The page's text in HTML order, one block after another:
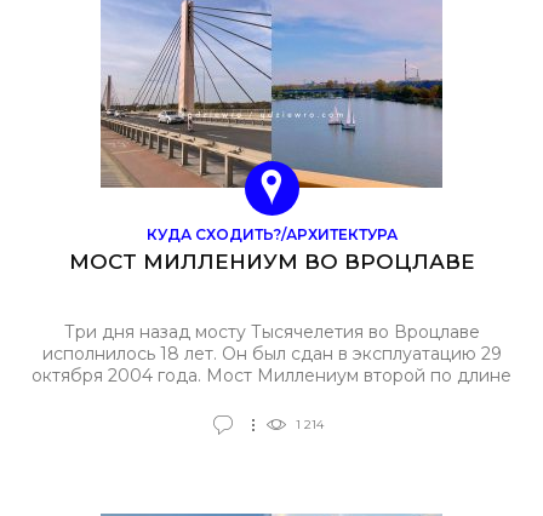
КУДА СХОДИТЬ?/АРХИТЕКТУРА
МОСТ МИЛЛЕНИУМ ВО ВРОЦЛАВЕ
Три дня назад мосту Тысячелетия во Вроцлаве
исполнилось 18 лет. Он был сдан в эксплуатацию 29
октября 2004 года. Мост Миллениум второй по длине
1 214